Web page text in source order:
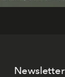
Newsletter